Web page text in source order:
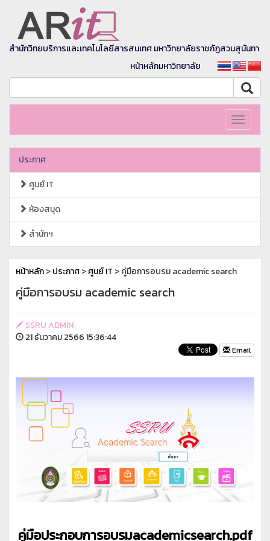
สำนักวิทยบริการและเทคโนโลยีสารสนเทศ มหาวิทยาลัยราชภัฏสวนสุนันทา
หน้าหลักมหาวิทยาลัย
Toggle
ประกาศ
ศูนย์ IT
ห้องสมุด
สำนักฯ
หน้าหลัก>ประกาศ>ศูนย์ IT > คู่มือการอบรม academic search
คู่มือการอบรม academic search
SSRU ADMIN
21 ธันวาคม 2566 15:36:44
Email
คู่มือประกอบการอบรมacademicsearch.pdf